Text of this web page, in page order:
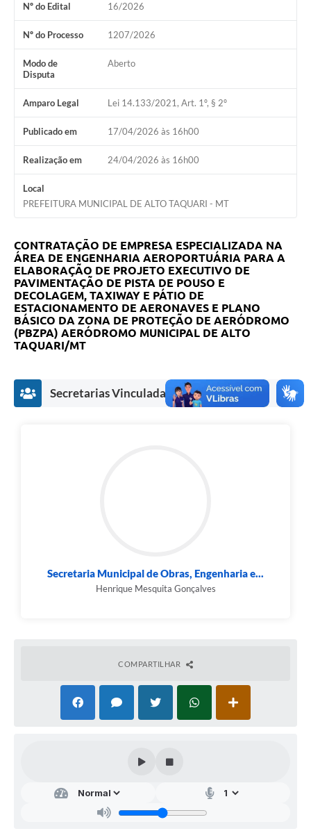
Nº do Edital 16/2026
Nº do Processo 1207/2026
Modo de
Disputa
Aberto
Amparo Legal Lei 14.133/2021, Art. 1º, § 2º
Publicado em 17/04/2026 às 16h00
Realização em 24/04/2026 às 16h00
Local
PREFEITURA MUNICIPAL DE ALTO TAQUARI - MT
CONTRATAÇÃO DE EMPRESA ESPECIALIZADA NA
ÁREA DE ENGENHARIA AEROPORTUÁRIA PARA A
ELABORAÇÃO DE PROJETO EXECUTIVO DE
PAVIMENTAÇÃO DE PISTA DE POUSO E
DECOLAGEM, TAXIWAY E PÁTIO DE
ESTACIONAMENTO DE AERONAVES E PLANO
BÁSICO DA ZONA DE PROTEÇÃO DE AERÓDROMO
(PBZPA) AERÓDROMO MUNICIPAL DE ALTO
TAQUARI/MT
Secretarias Vinculadas
Secretaria Municipal de Obras, Engenharia e...
Henrique Mesquita Gonçalves
COMPARTILHAR